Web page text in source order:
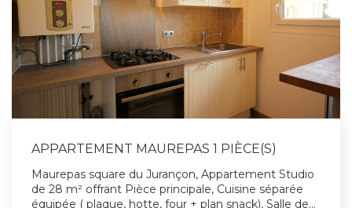
APPARTEMENT MAUREPAS 1 PIÈCE(S)
Maurepas square du Jurançon, Appartement Studio
de 28 m² offrant Pièce principale, Cuisine séparée
équipée ( plaque, hotte, four + plan snack), Salle de